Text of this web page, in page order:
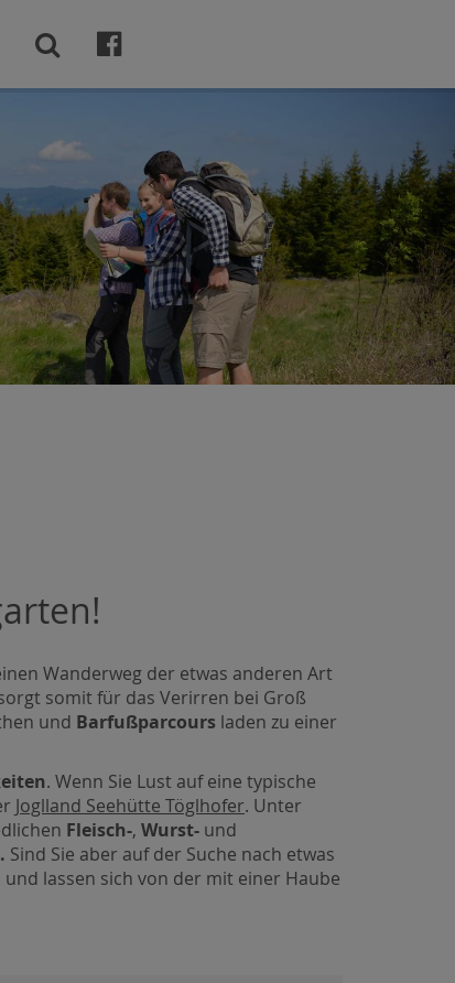
Wanderweg der etwas anderen Art
somit für das Verirren bei Groß
und Barfußparcours laden zu einer
. Wenn Sie Lust auf eine typische
Joglland Seehütte Töglhofer. Unter
Fleisch-, Wurst- und
Sind Sie aber auf der Suche nach etwas
und lassen sich von der mit einer Haube
 